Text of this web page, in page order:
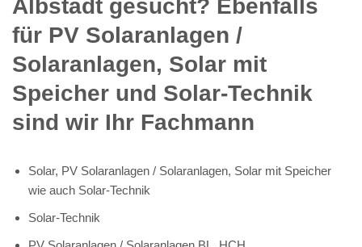
Albstadt gesucht? Ebenfalls
für PV Solaranlagen /
Solaranlagen, Solar mit
Speicher und Solar-Technik
sind wir Ihr Fachmann
Solar, PV Solaranlagen / Solaranlagen, Solar mit Speicher
wie auch Solar-Technik
Solar-Technik